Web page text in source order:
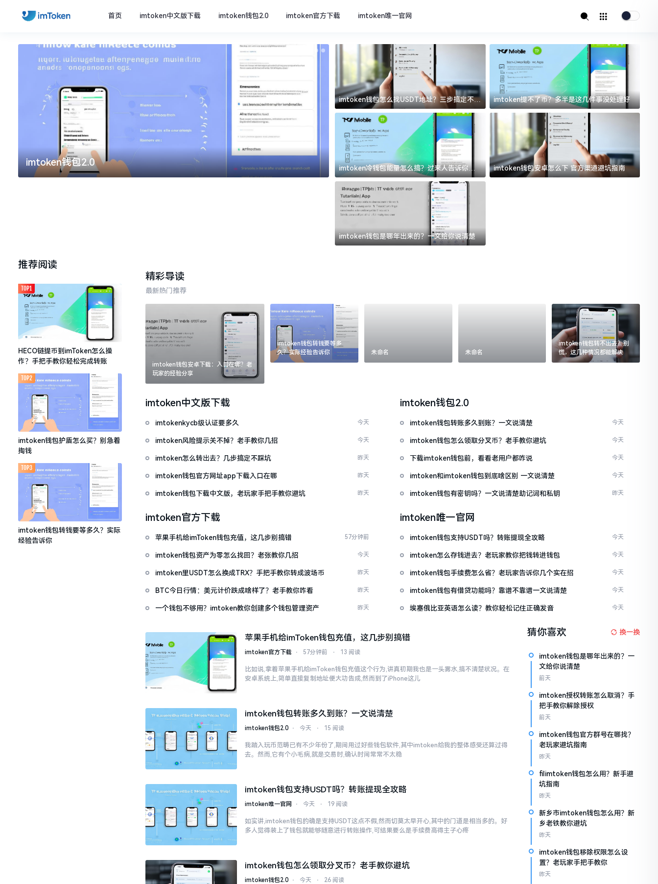
首页 imtoken中文版下载 imtoken钱包2.0 imtoken官方下载 imtoken唯一官网
imtoken钱包2.0 imtoken官方下载
imtoken钱包怎么找USDT地址？三步搞定不踩
坑
imtoken提不了币？多半是这几件事没处理好
imtoken冷钱包能量怎么搞？过来人告诉你门
道
imtoken钱包安卓怎么下 官方渠道避坑指南
imtoken钱包是哪年出来的？一文给你说清楚
推荐阅读
HECO链提币到imToken怎么操
作？手把手教你轻松完成转账
TOP1
imtoken钱包护盾怎么买？别急着
掏钱
TOP2
imtoken钱包转钱要等多久？实际
经验告诉你
TOP3
精彩导读
最新热门推荐
imtoken钱包安卓下载：入口在哪？老
玩家的经验分享
imtoken钱包转钱要等多
久？实际经验告诉你
未命名 未命名
imtoken钱包转不出去？别
慌，这几种情况都能解决
imtoken中文版下载
imtokenkycb级认证要多久 今天
imtoken风险提示关不掉？老手教你几招 今天
imtoken怎么转出去？几步搞定不踩坑 昨天
imtoken钱包官方网址app下载入口在哪 昨天
imtoken钱包下载中文版，老玩家手把手教你避坑 昨天
imtoken钱包2.0
imtoken钱包转账多久到账？一文说清楚 今天
imtoken钱包怎么领取分叉币？老手教你避坑 今天
下载imtoken钱包前，看看老用户都咋说 今天
imtoken和imtoken钱包到底啥区别 一文说清楚 今天
imtoken钱包有密钥吗？一文说清楚助记词和私钥 昨天
imtoken官方下载
苹果手机给imToken钱包充值，这几步别搞错 57分钟前
imtoken钱包资产为零怎么找回？老张教你几招 今天
imtoken里USDT怎么换成TRX？手把手教你转成波场币 昨天
BTC今日行情：美元计价跌成啥样了？老手教你咋看 昨天
一个钱包不够用？imtoken教你创建多个钱包管理资产 昨天
imtoken唯一官网
imtoken钱包支持USDT吗？转账提现全攻略 今天
imtoken怎么存钱进去？老玩家教你把钱转进钱包 今天
imtoken钱包手续费怎么省？老玩家告诉你几个实在招 今天
imtoken钱包有借贷功能吗？靠谱不靠谱一文说清楚 今天
埃塞俄比亚英语怎么读？教你轻松记住正确发音 今天
苹果手机给imToken钱包充值，这几步别搞错
imtoken官方下载 ⋅ 57分钟前 ⋅ 13 阅读
比如说,拿着苹果手机给imToken钱包充值这个行为,讲真初期我也是一头雾水,搞不清楚状况。在
安卓系统上,简单直接复制地址便大功告成,然而到了iPhone这儿
imtoken钱包转账多久到账？一文说清楚
imtoken钱包2.0 ⋅ 今天 ⋅ 15 阅读
我踏入玩币范畴已有不少年份了,期间用过好些钱包软件,其中imtoken给我的整体感受还算过得
去。然而,它有个小毛病,就是交易时,确认时间常常不太稳
imtoken钱包支持USDT吗？转账提现全攻略
imtoken唯一官网 ⋅ 今天 ⋅ 19 阅读
如实讲,imtoken钱包的确是支持USDT这点不假,然而切莫太早开心,其中的门道是相当多的。好
多人觉得装上了钱包就能够随意进行转账操作,可结果要么是手续费高得主子心疼
imtoken钱包怎么领取分叉币？老手教你避坑
imtoken钱包2.0 ⋅ 今天 ⋅ 26 阅读
猜你喜欢 换一换
imtoken钱包是哪年出来的？一
文给你说清楚
前天
imtoken授权转账怎么取消？手
把手教你解除授权
前天
imtoken钱包官方群号在哪找？
老玩家避坑指南
昨天
filimtoken钱包怎么用？新手避
坑指南
昨天
新乡市imtoken钱包怎么用？新
乡老铁教你避坑
昨天
imtoken钱包移除权限怎么设
置？老玩家手把手教你
昨天